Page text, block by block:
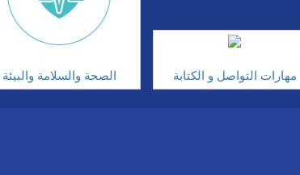
الصحة والسلامة والبيئة مهارات التواصل و الكتابة